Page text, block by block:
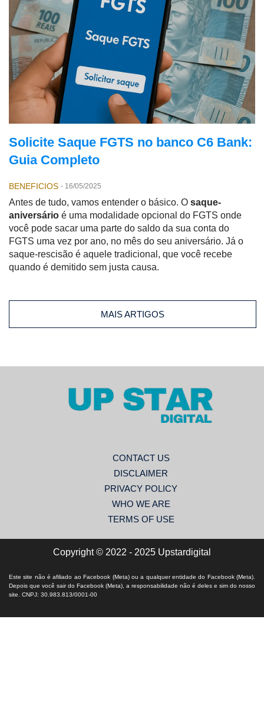
Solicite Saque FGTS no banco C6 Bank:
Guia Completo
BENEFICIOS - 16/05/2025
Antes de tudo, vamos entender o básico. O saque-
aniversário é uma modalidade opcional do FGTS onde
você pode sacar uma parte do saldo da sua conta do
FGTS uma vez por ano, no mês do seu aniversário. Já o
saque-rescisão é aquele tradicional, que você recebe
quando é demitido sem justa causa.
MAIS ARTIGOS
CONTACT US
DISCLAIMER
PRIVACY POLICY
WHO WE ARE
TERMS OF USE
Copyright © 2022 - 2025 Upstardigital
Este site não é afiliado ao Facebook (Meta) ou a qualquer entidade do Facebook (Meta).
Depois que você sair do Facebook (Meta), a responsabilidade não é deles e sim do nosso
site. CNPJ: 30.983.813/0001-00